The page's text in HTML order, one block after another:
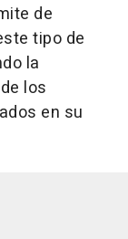
de
tipo de
la
los
en su